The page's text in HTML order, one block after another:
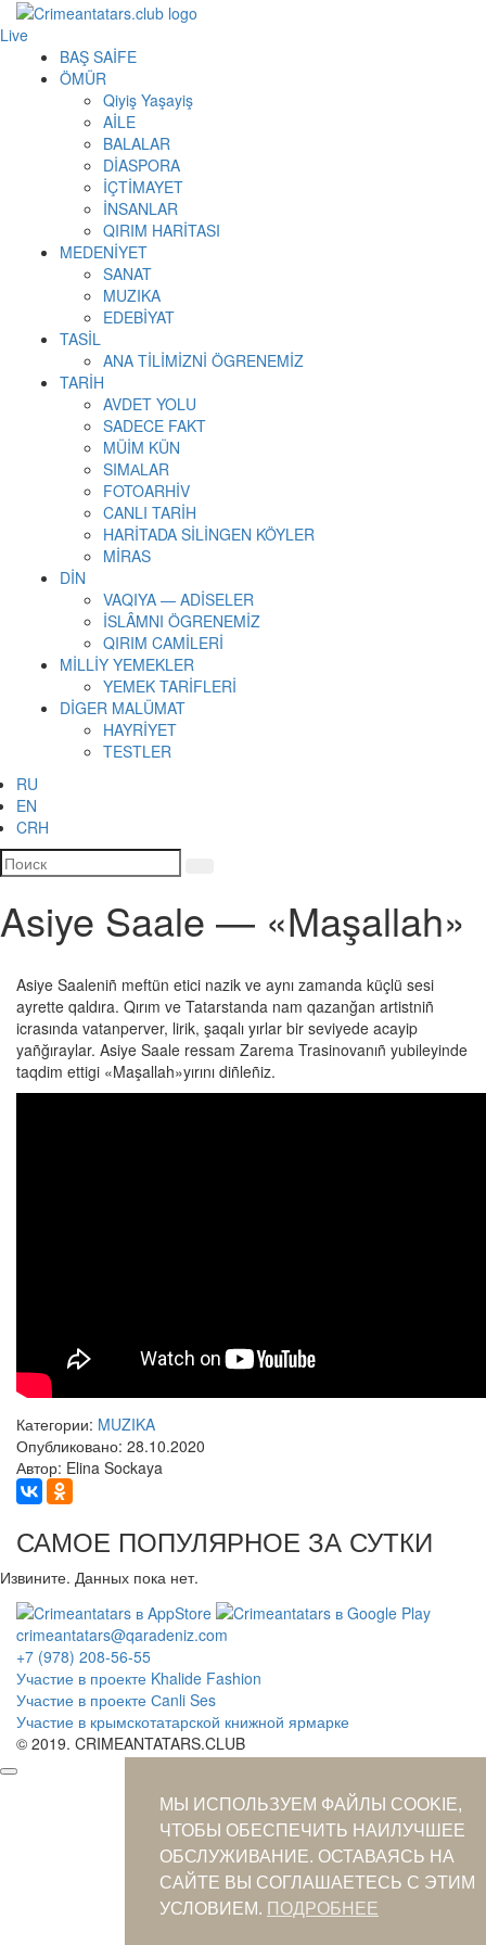
Live
BAŞ SAİFE
ÖMÜR
Qiyiş Yaşayiş
AİLE
BALALAR
DİASPORA
İÇTİMAYET
İNSANLAR
QIRIM HARİTASI
MEDENİYET
SANAT
MUZIKA
EDEBİYAT
TASİL
ANA TİLİMİZNİ ÖGRENEMİZ
TARİH
AVDET YOLU
SADECE FAKT
MÜİM KÜN
SIMАLAR
FOTOARHİV
CANLI TARİH
HARİTADA SİLİNGEN KÖYLER
MİRAS
DİN
VAQIYA — ADİSELER
İSLÂMNI ÖGRENEMİZ
QIRIM CAMİLERİ
MİLLİY YEMEKLER
YEMEK TARİFLERİ
DİGER MALÜMAT
HAYRİYET
TESTLER
RU
EN
CRH
Asiye Saale — «Maşallah»
Asiye Saaleniñ meftün etici nazik ve aynı zamanda küçlü sesi
ayrette qaldıra. Qırım ve Tatarstanda nam qazanğan artistniñ
icrasında vatanperver, lirik, şaqalı yırlar bir seviyede acayip
yañğıraylar. Asiye Saale ressam Zarema Trasinovanıñ yubileyinde
taqdim ettigi «Maşallah»yırını diñleñiz.
Категории: MUZIKA
Опубликовано: 28.10.2020
Автор: Elina Sockaya
САМОЕ ПОПУЛЯРНОЕ ЗА СУТКИ
Извините. Данных пока нет.
crimeantatars@qaradeniz.com
+7 (978) 208-56-55
Участие в проекте Khalide Fashion
Участие в проекте Сanli Ses
Участие в крымскотатарской книжной ярмарке
© 2019. CRIMEANTATARS.CLUB
МЫ ИСПОЛЬЗУЕМ ФАЙЛЫ COOKIE,
ЧТОБЫ ОБЕСПЕЧИТЬ НАИЛУЧШЕЕ
ОБСЛУЖИВАНИЕ. ОСТАВАЯСЬ НА
САЙТЕ ВЫ СОГЛАШАЕТЕСЬ С ЭТИМ
УСЛОВИЕМ. ПОДРОБНЕЕ